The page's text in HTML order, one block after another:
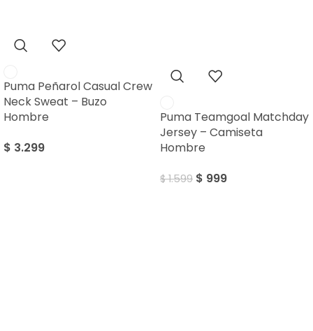
Puma Peñarol Casual Crew
Neck Sweat – Buzo
Hombre
$ 3.299
Puma Teamgoal Matchday
Jersey – Camiseta
Hombre
$1.599 $ 999